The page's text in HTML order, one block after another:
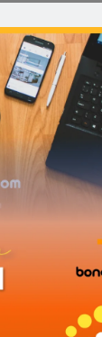
terduga
pelaku
Provinsi
sangat
Hukum
yang juga
saya
dan
seperti
Bone, Andi